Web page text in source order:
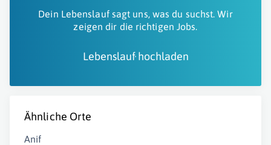
Dein Lebenslauf sagt uns, was du suchst. Wir
zeigen dir die richtigen Jobs.
Lebenslauf hochladen
Ähnliche Orte
Anif